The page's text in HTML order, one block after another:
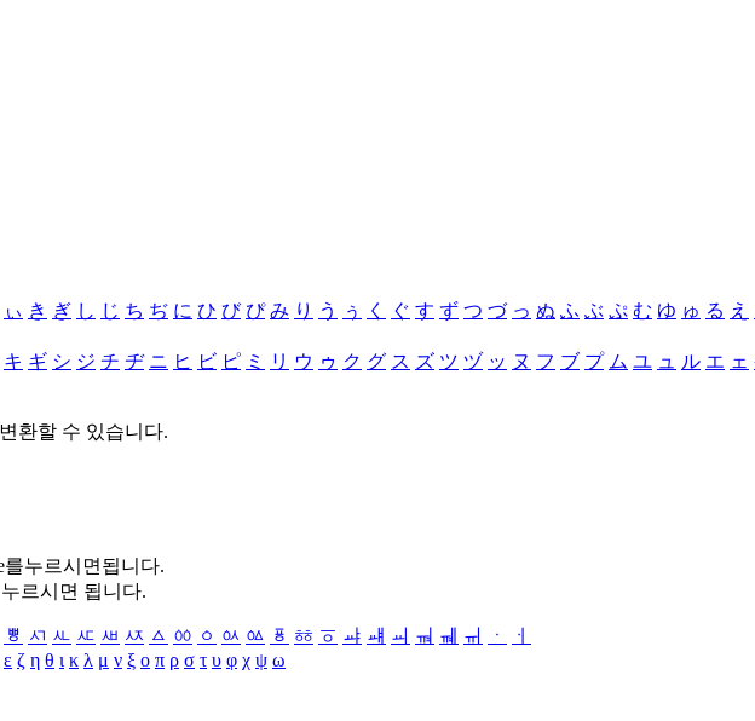
ぃ き ぎ し じ ち ぢ に ひ び ぴ み り う ぅ く ぐ す ず つ づ っ ぬ ふ ぶ ぷ む ゆ ゅ る え
キ ギ シ ジ チ ヂ ニ ヒ ビ ピ ミ リ ウ ゥ ク グ ス ズ ツ ヅ ッ ヌ フ ブ プ ム ユ ュ ル エ ェ
환할 수 있습니다.
를누르시면됩니다.
르시면 됩니다.
ㅹ ㅺ ㅻ ㅼ ㅽ ㅾ ㅿ ㆀ ㆁ ㆂ ㆃ ㆄ ㆅ ㆆ ㆇ ㆈ ㆉ ㆊ ㆋ ㆌ ㆍ
ㆎ
ε ζ η θ ι κ λ μ ν ξ ο π ρ σ τ υ φ χ ψ ω